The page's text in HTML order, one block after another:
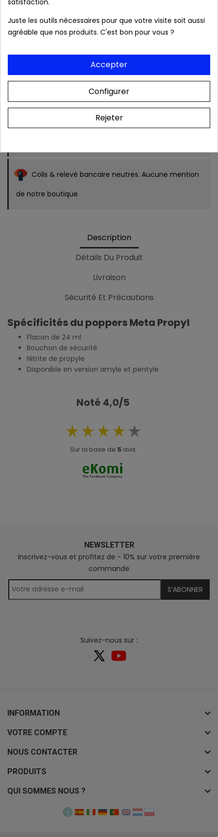
France métropolitaine.
Produits authentiques au meilleur prix
Livraison rapide 24/48h
Frais de port OFFERTS dès 39 € (France
Colis & relevé bancaire neutres. Aucune mention
de notre boutique
Description
Détails Du Produit
Livraison
Sécurité Et Précautions
Spécificités du poppers Meta Propyl
Flacon de 24 ml
Bouchon de sécurité
Nitrite de propyle
Disponible en version amyle et pentyle
Noté 4,0/5
Sur la base de 5 avis
NEWSLETTER
Inscrivez-vous et profitez de - 10% sur votre première
commande
S’ABONNER
Suivez-nous sur :
INFORMATION
VOTRE COMPTE
NOUS CONTACTER
PRODUITS
QUI SOMMES NOUS ?
Juste les outils nécessaires pour que votre visite soit aussi
agréable que nos produits. C'est bon pour vous ?
Accepter
Configurer
Rejeter